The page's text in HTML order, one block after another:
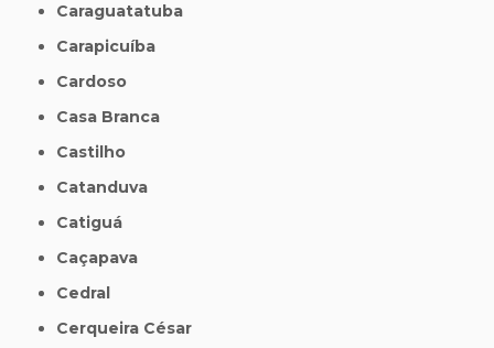
Caraguatatuba
Carapicuíba
Cardoso
Casa Branca
Castilho
Catanduva
Catiguá
Caçapava
Cedral
Cerqueira César